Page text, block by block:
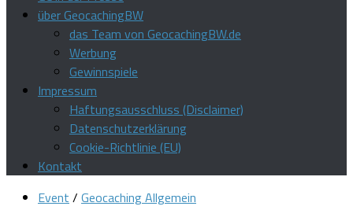
über GeocachingBW
das Team von GeocachingBW.de
Werbung
Gewinnspiele
Impressum
Haftungsausschluss (Disclaimer)
Datenschutzerklärung
Cookie-Richtlinie (EU)
Kontakt
Event / Geocaching Allgemein